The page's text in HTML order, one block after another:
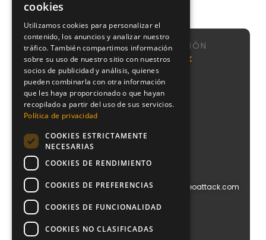
NAVEGACIÓN
Agencia
SEO
Agencia
Google
Ads
Web
Branding
Agencia
Media
Nosotros
Sistema
CMI
Podcast
NeoAttack
Calle de
Sta
Engracia,
151, 1,
puerta 1,
Chamberí,
+34
612
info@blog.neoattack.com
cookies
Utilizamos cookies para personalizar el
contenido, los anuncios y analizar nuestro
tráfico. También compartimos información
sobre su uso de nuestro sitio con nuestros
socios de publicidad y análisis, quienes
pueden combinarla con otra información
que les haya proporcionado o que hayan
recopilado a partir del uso de sus servicios.
Política de privacidad
COOKIES ESTRICTAMENTE
NECESARIAS
COOKIES DE RENDIMIENTO
COOKIES DE PREFERENCIAS
COOKIES DE FUNCIONALIDAD
COOKIES NO CLASIFICADAS